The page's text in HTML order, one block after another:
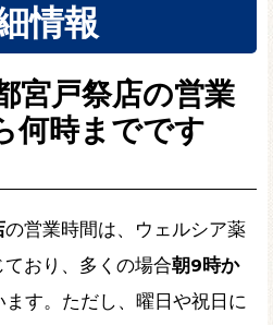
情報
宮戸祭店の営業
何時までです
の営業時間は、ウェルシア薬
おり、多くの場合朝9時か
ます。ただし、曜日や祝日に